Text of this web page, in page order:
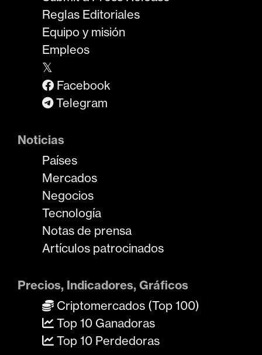
Reglas Editoriales
Equipo y misión
Empleos
𝕏
Facebook
Telegram
Noticias
Países
Mercados
Negocios
Tecnología
Notas de prensa
Artículos patrocinados
Precios, Indicadores, Gráficos
Criptomercados (Top 100)
Top 10 Ganadoras
Top 10 Perdedoras